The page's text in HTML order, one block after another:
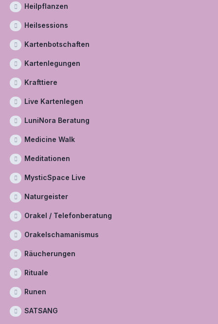
Heilpflanzen
Heilsessions
Kartenbotschaften
Kartenlegungen
Krafttiere
Live Kartenlegen
LuniNora Beratung
Medicine Walk
Meditationen
MysticSpace Live
Naturgeister
Orakel / Telefonberatung
Orakelschamanismus
Räucherungen
Rituale
Runen
SATSANG